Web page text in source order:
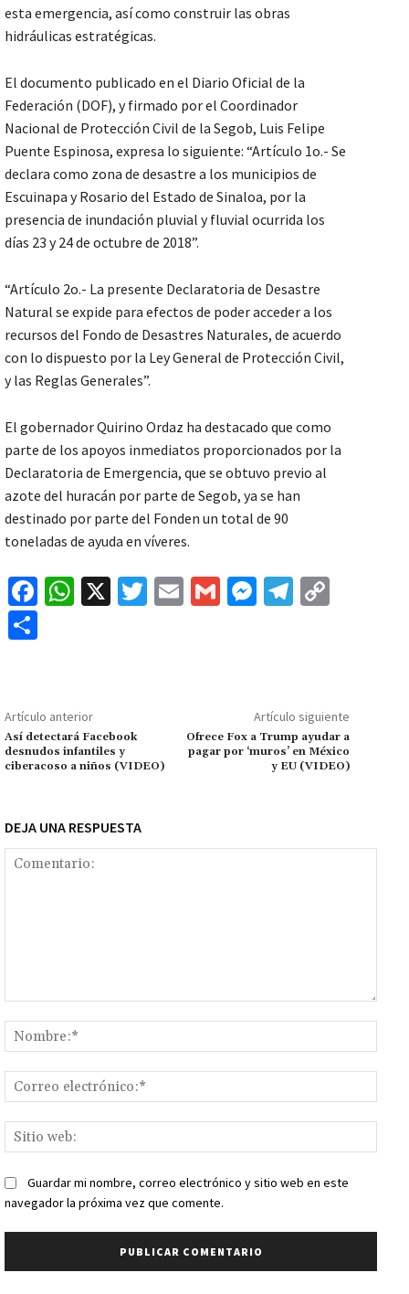
esta emergencia, así como construir las obras
hidráulicas estratégicas.
El documento publicado en el Diario Oficial de la
Federación (DOF), y firmado por el Coordinador
Nacional de Protección Civil de la Segob, Luis Felipe
Puente Espinosa, expresa lo siguiente: “Artículo 1o.- Se
declara como zona de desastre a los municipios de
Escuinapa y Rosario del Estado de Sinaloa, por la
presencia de inundación pluvial y fluvial ocurrida los
días 23 y 24 de octubre de 2018”.
“Artículo 2o.- La presente Declaratoria de Desastre
Natural se expide para efectos de poder acceder a los
recursos del Fondo de Desastres Naturales, de acuerdo
con lo dispuesto por la Ley General de Protección Civil,
y las Reglas Generales”.
El gobernador Quirino Ordaz ha destacado que como
parte de los apoyos inmediatos proporcionados por la
Declaratoria de Emergencia, que se obtuvo previo al
azote del huracán por parte de Segob, ya se han
destinado por parte del Fonden un total de 90
toneladas de ayuda en víveres.
Fa
o
k
W
p
p
X
T
E
G
M
ge
r
Te
m Li
n
k
p
ar
tir
Artículo anterior
Así detectará Facebook
desnudos infantiles y
ciberacoso a niños (VIDEO)
Artículo siguiente
Ofrece Fox a Trump ayudar a
pagar por ‘muros’ en México
y EU (VIDEO)
DEJA UNA RESPUESTA
web:
Guardar mi nombre, correo electrónico y sitio web en este
navegador la próxima vez que comente.